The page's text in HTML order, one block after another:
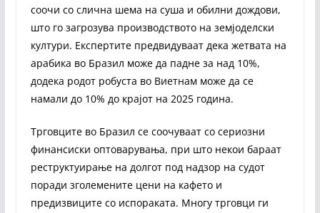
соочи со слична шема на суша и обилни дождови,
што го загрозува производството на земјоделски
култури. Експертите предвидуваат дека жетвата на
арабика во Бразил може да падне за над 10%,
додека родот робуста во Виетнам може да се
намали до 10% до крајот на 2025 година.
Трговците во Бразил се соочуваат со сериозни
финансиски оптоварувања, при што некои бараат
реструктуирање на долгот под надзор на судот
поради зголемените цени на кафето и
предизвиците со испораката. Многу трговци ги